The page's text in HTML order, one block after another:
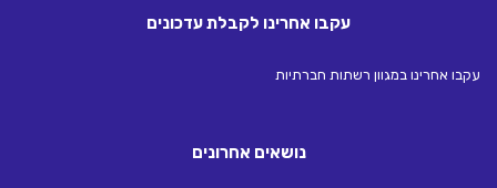
עקבו אחרינו לקבלת עדכונים
עקבו אחרינו במגוון רשתות חברתיות
נושאים אחרונים